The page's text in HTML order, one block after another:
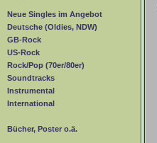
Neue Singles im Angebot
Deutsche (Oldies, NDW)
GB-Rock
US-Rock
Rock/Pop (70er/80er)
Soundtracks
Instrumental
International
Bücher, Poster o.ä.